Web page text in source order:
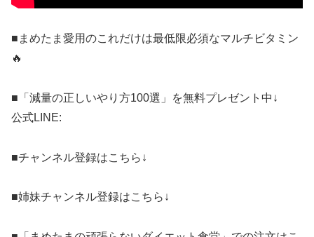
■まめたま愛用のこれだけは最低限必須なマルチビタミン
🔥
■「減量の正しいやり方100選」を無料プレゼント中↓
公式LINE:
■チャンネル登録はこちら↓
■姉妹チャンネル登録はこちら↓